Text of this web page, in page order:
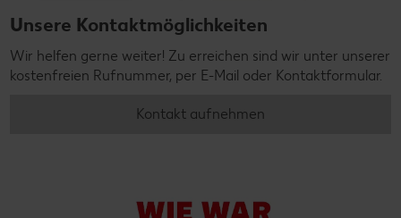
Unsere Kontaktmöglichkeiten
Wir helfen gerne weiter! Zu erreichen sind wir unter unserer
kostenfreien Rufnummer, per E-Mail oder Kontaktformular.
Kontakt aufnehmen